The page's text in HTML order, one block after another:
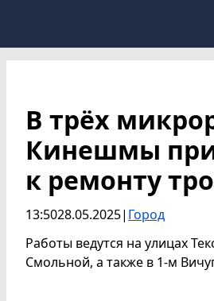
В трёх
Кинешмы
к ремонту
13:5028.05.2025| Город
Работы ведутся на улицах
Смольной, а также в 1-м